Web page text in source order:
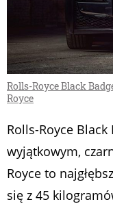
Rolls-Royce Black
Royce
Rolls-Royce
wyjątkowym,
Royce to
się z 45